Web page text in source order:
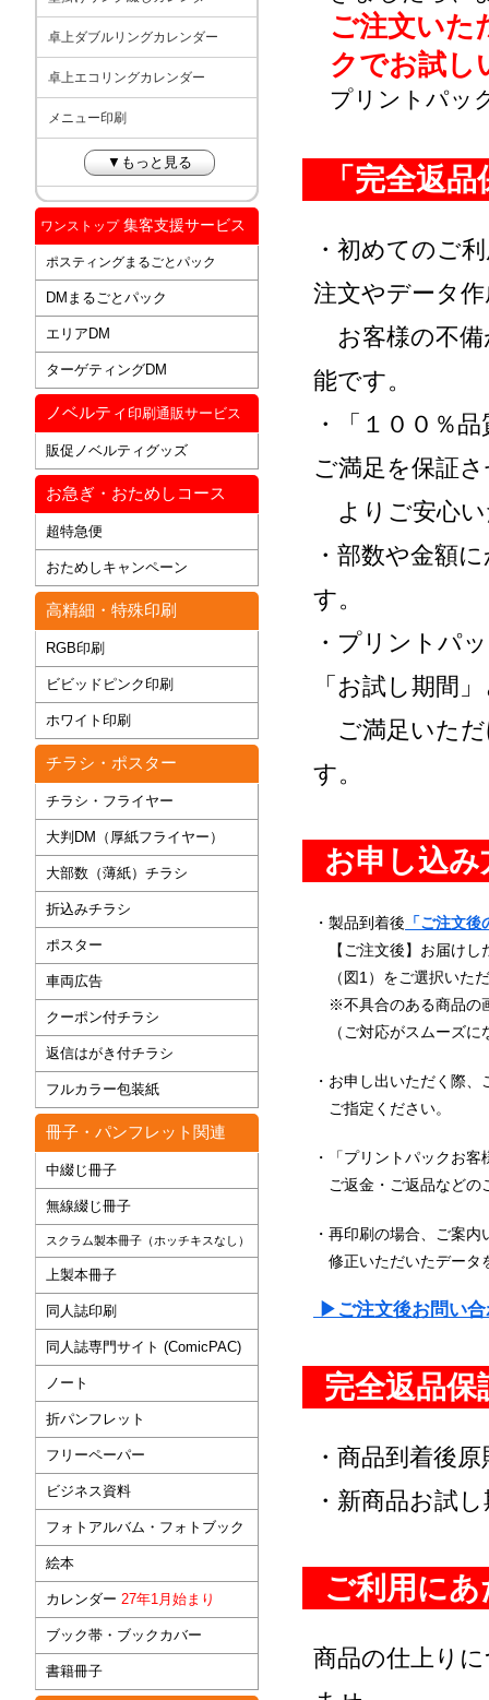
ご注文いた
クでお試し
プリントパッ
「完全返
・初めてのご
注文やデータ
お客様の不備
能です。
・「１００％
ご満足を保証
よりご安心い
・部数や金額
す。
・プリントパ
「お試し期間
ご満足いただ
す。
お申し込み
・製品到着後 「ご注文
【ご注文後】お届けし
（図1）をご選択いた
※不具合のある商品の
（ご対応がスムーズに
・お申し出いただく際
ご指定ください。
・「プリントパックお
ご返金・ご返品などの
・再印刷の場合、ご案
修正いただいたデータ
▶ご注文後お問い
完全返品保
・商品到着後
・新商品お試
ご利用に
商品の仕上り
卓上ダブルリングカレンダー
卓上エコリングカレンダー
メニュー印刷
▼もっと見る
ワンストップ集客支援サービス
ポスティングまるごとパック
DMまるごとパック
エリアDM
ターゲティングDM
ノベルティ 印刷通販サービス
販促ノベルティグッズ
お急ぎ・おためしコース
超特急便
おためしキャンペーン
高精細・特殊印刷
RGB印刷
ビビッドピンク印刷
ホワイト印刷
チラシ・ポスター
チラシ・フライヤー
大判DM（厚紙フライヤー）
大部数（薄紙）チラシ
折込みチラシ
ポスター
車両広告
クーポン付チラシ
返信はがき付チラシ
フルカラー包装紙
冊子・パンフレット関連
中綴じ冊子
無線綴じ冊子
スクラム製本冊子（ホッチキスなし）
上製本冊子
同人誌印刷
同人誌専門サイト (ComicPAC)
ノート
折パンフレット
フリーペーパー
ビジネス資料
フォトアルバム・フォトブック
絵本
カレンダー 27年1月始まり
ブック帯・ブックカバー
書籍冊子